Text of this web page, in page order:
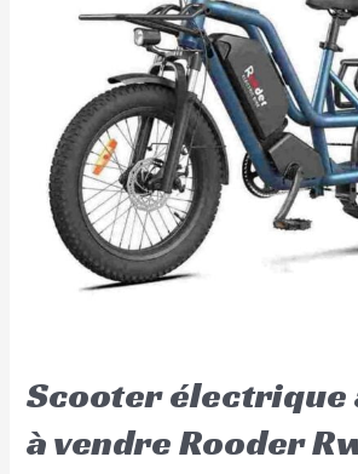
Scooter électrique
à vendre Rooder